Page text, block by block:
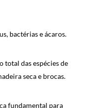
bactérias e ácaros.
total das espécies de
seca e brocas.
fundamental para